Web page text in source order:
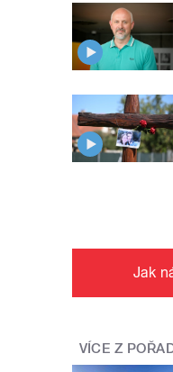
Jak
VÍCE Z